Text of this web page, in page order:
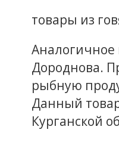
товары из
Дороднова.
рыбную
Данный
Курганской